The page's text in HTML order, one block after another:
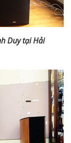
Duy tại Hải